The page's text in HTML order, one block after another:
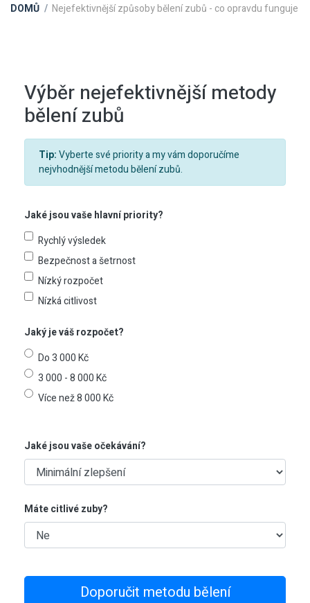
DOMŮ Nejefektivnější způsoby bělení zubů - co opravdu funguje
Výběr nejefektivnější metody
bělení zubů
Tip:Vyberte své priority a my vám doporučíme
nejvhodnější metodu bělení zubů.
Jaké jsou vaše hlavní priority?
Rychlý výsledek
Bezpečnost a šetrnost
Nízký rozpočet
Nízká citlivost
Jaký je váš rozpočet?
Do 3 000 Kč
3 000 - 8 000 Kč
Více než 8 000 Kč
Jaké jsou vaše očekávání?
Máte citlivé zuby?
Doporučit metodu bělení